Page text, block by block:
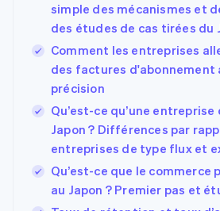
simple des mécanismes et
des études de cas tirées du
Comment les entreprises
des factures d'abonnement
précision
Qu’est-ce qu’une
Japon ? Différences par
entreprises de type flux et
Qu’est-ce que le commerce
au Japon ? Premier pas et